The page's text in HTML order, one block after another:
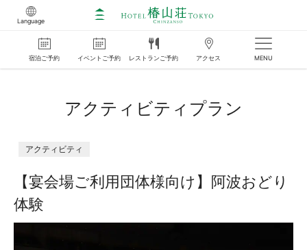
Language
宿泊ご予約 イベント ご予約 レストラン ご予約 アクセス MENU
アクティビティプラン
アクティビティ
【宴会場ご利用団体様向け】阿波おどり
体験